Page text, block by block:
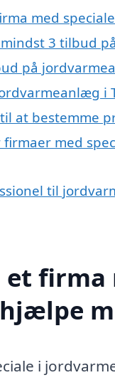
med
3 tilbud
på
i
at bestemme
firmaer med
til
et
i